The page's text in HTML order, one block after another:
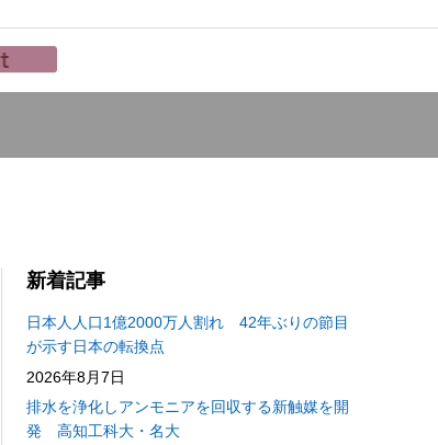
新着記事
日本人人口1億2000万人割れ 42年ぶりの節目
が示す日本の転換点
2026年8月7日
排水を浄化しアンモニアを回収する新触媒を開
発 高知工科大・名大